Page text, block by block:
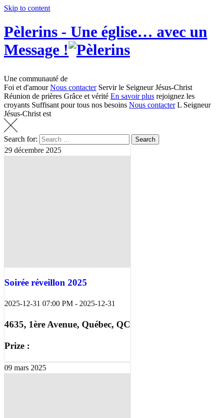
Skip to content
Pèlerins - Une église… avec un
Message !
Une communauté de
Foi et d'amour Nous contacter Servir le Seigneur Jésus-Christ
Réunion de prières Grâce et vérité En savoir plus rejoignez les
croyants Suffisant pour tous nos besoins Nous contacter L Seigneur
Jésus-Christ est
Search for: Search
29 décembre 2025
Soirée réveillon 2025
2025-12-31 07:00 PM - 2025-12-31
4635, 1ère Avenue, Québec, QC
Prize :
09 mars 2025